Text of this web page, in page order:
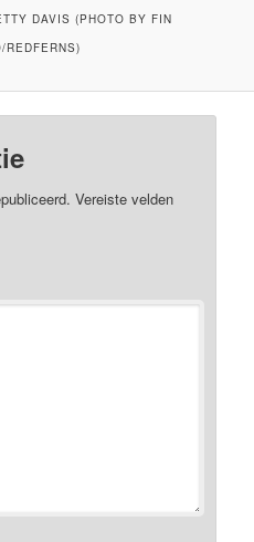
DAVIS (PHOTO BY FIN
REDFERNS)
Vereiste velden